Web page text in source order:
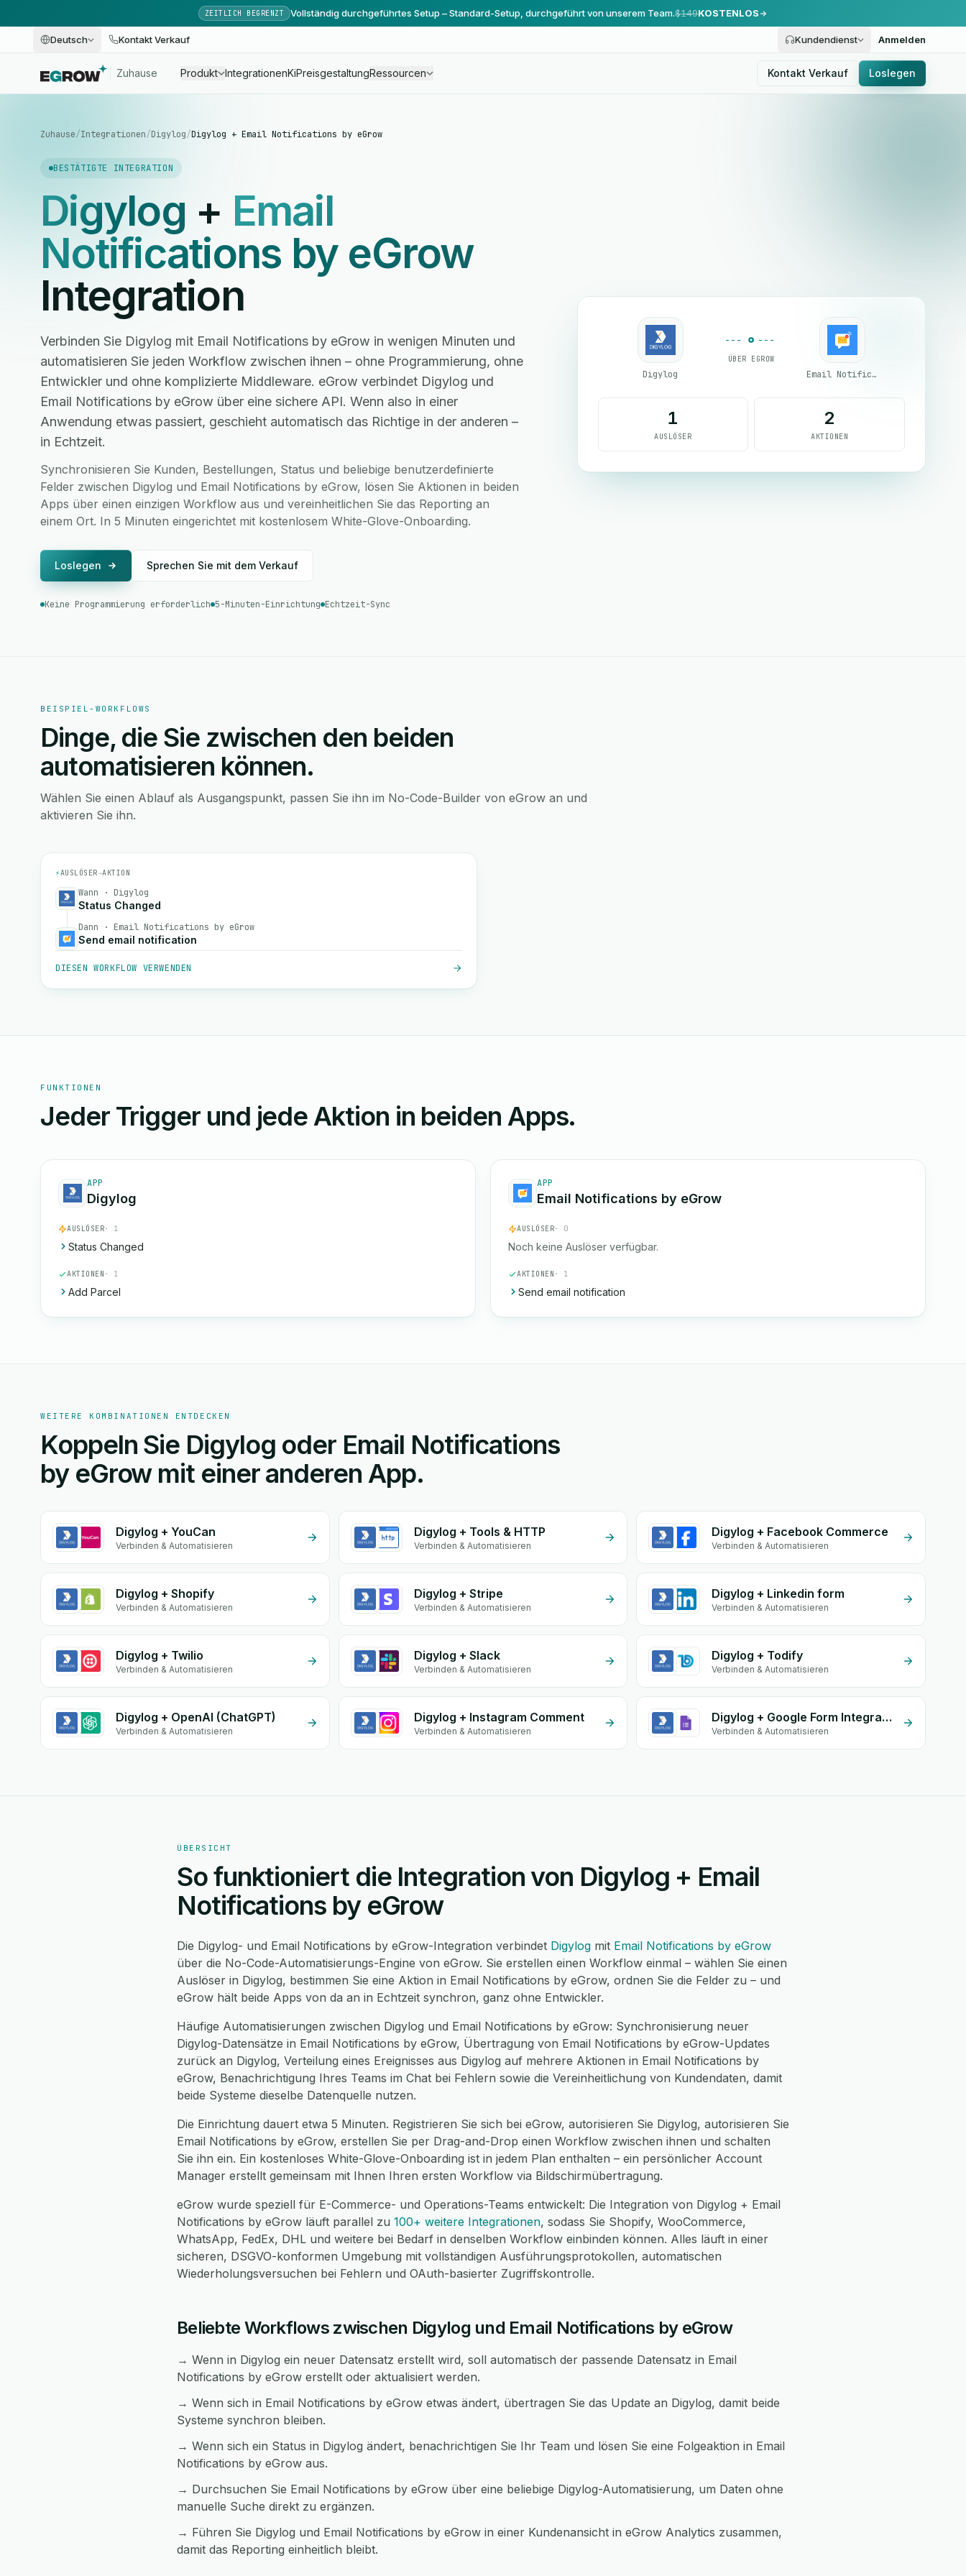
ZEITLICH BEGRENZT Vollständig durchgeführtes Setup – Standard-Setup, durchgeführt von unserem Team.$149KOSTENLOS
Deutsch Kontakt Verkauf Kundendienst Anmelden
Zuhause Produkt IntegrationenKiPreisgestaltungRessourcen Kontakt Verkauf Loslegen
Zuhause/Integrationen/Digylog/Digylog + Email Notifications by eGrow
BESTÄTIGTE INTEGRATION
Digylog + Email
Notifications by eGrow
Integration
Verbinden Sie Digylog mit Email Notifications by eGrow in wenigen Minuten und
automatisieren Sie jeden Workflow zwischen ihnen – ohne Programmierung, ohne
Entwickler und ohne komplizierte Middleware. eGrow verbindet Digylog und
Email Notifications by eGrow über eine sichere API. Wenn also in einer
Anwendung etwas passiert, geschieht automatisch das Richtige in der anderen –
in Echtzeit.
Synchronisieren Sie Kunden, Bestellungen, Status und beliebige benutzerdefinierte
Felder zwischen Digylog und Email Notifications by eGrow, lösen Sie Aktionen in beiden
Apps über einen einzigen Workflow aus und vereinheitlichen Sie das Reporting an
einem Ort. In 5 Minuten eingerichtet mit kostenlosem White-Glove-Onboarding.
Loslegen Sprechen Sie mit dem Verkauf
Keine Programmierung erforderlich 5-Minuten-Einrichtung Echtzeit-Sync
Digylog
ÜBER EGROW
Email Notifications by eGrow
1
AUSLÖSER
2
AKTIONEN
BEISPIEL-WORKFLOWS
Dinge, die Sie zwischen den beiden
automatisieren können.
Wählen Sie einen Ablauf als Ausgangspunkt, passen Sie ihn im No-Code-Builder von eGrow an und
aktivieren Sie ihn.
⚡AUSLÖSER→AKTION
Wann · Digylog
Status Changed
Dann · Email Notifications by eGrow
Send email notification
DIESEN WORKFLOW VERWENDEN
FUNKTIONEN
Jeder Trigger und jede Aktion in beiden Apps.
APP
Digylog
AUSLÖSER· 1
Status Changed
AKTIONEN · 1
Add Parcel
APP
Email Notifications by eGrow
AUSLÖSER· 0
Noch keine Auslöser verfügbar.
AKTIONEN · 1
Send email notification
WEITERE KOMBINATIONEN ENTDECKEN
Koppeln Sie Digylog oder Email Notifications
by eGrow mit einer anderen App.
Digylog + YouCan
Verbinden & Automatisieren
Digylog + Tools & HTTP
Verbinden & Automatisieren
Digylog + Facebook Commerce
Verbinden & Automatisieren
Digylog + Shopify
Verbinden & Automatisieren
Digylog + Stripe
Verbinden & Automatisieren
Digylog + Linkedin form
Verbinden & Automatisieren
Digylog + Twilio
Verbinden & Automatisieren
Digylog + Slack
Verbinden & Automatisieren
Digylog + Todify
Verbinden & Automatisieren
Digylog + OpenAI (ChatGPT)
Verbinden & Automatisieren
Digylog + Instagram Comment
Verbinden & Automatisieren
Digylog + Google Form Integration
Verbinden & Automatisieren
ÜBERSICHT
So funktioniert die Integration von Digylog + Email
Notifications by eGrow
Die Digylog- und Email Notifications by eGrow-Integration verbindet Digylog mit Email Notifications by eGrow
über die No-Code-Automatisierungs-Engine von eGrow. Sie erstellen einen Workflow einmal – wählen Sie einen
Auslöser in Digylog, bestimmen Sie eine Aktion in Email Notifications by eGrow, ordnen Sie die Felder zu – und
eGrow hält beide Apps von da an in Echtzeit synchron, ganz ohne Entwickler.
Häufige Automatisierungen zwischen Digylog und Email Notifications by eGrow: Synchronisierung neuer
Digylog-Datensätze in Email Notifications by eGrow, Übertragung von Email Notifications by eGrow-Updates
zurück an Digylog, Verteilung eines Ereignisses aus Digylog auf mehrere Aktionen in Email Notifications by
eGrow, Benachrichtigung Ihres Teams im Chat bei Fehlern sowie die Vereinheitlichung von Kundendaten, damit
beide Systeme dieselbe Datenquelle nutzen.
Die Einrichtung dauert etwa 5 Minuten. Registrieren Sie sich bei eGrow, autorisieren Sie Digylog, autorisieren Sie
Email Notifications by eGrow, erstellen Sie per Drag-and-Drop einen Workflow zwischen ihnen und schalten
Sie ihn ein. Ein kostenloses White-Glove-Onboarding ist in jedem Plan enthalten – ein persönlicher Account
Manager erstellt gemeinsam mit Ihnen Ihren ersten Workflow via Bildschirmübertragung.
eGrow wurde speziell für E-Commerce- und Operations-Teams entwickelt: Die Integration von Digylog + Email
Notifications by eGrow läuft parallel zu 100+ weitere Integrationen, sodass Sie Shopify, WooCommerce,
WhatsApp, FedEx, DHL und weitere bei Bedarf in denselben Workflow einbinden können. Alles läuft in einer
sicheren, DSGVO-konformen Umgebung mit vollständigen Ausführungsprotokollen, automatischen
Wiederholungsversuchen bei Fehlern und OAuth-basierter Zugriffskontrolle.
Beliebte Workflows zwischen Digylog und Email Notifications by eGrow
→ Wenn in Digylog ein neuer Datensatz erstellt wird, soll automatisch der passende Datensatz in Email
Notifications by eGrow erstellt oder aktualisiert werden.
→ Wenn sich in Email Notifications by eGrow etwas ändert, übertragen Sie das Update an Digylog, damit beide
Systeme synchron bleiben.
→ Wenn sich ein Status in Digylog ändert, benachrichtigen Sie Ihr Team und lösen Sie eine Folgeaktion in Email
Notifications by eGrow aus.
→ Durchsuchen Sie Email Notifications by eGrow über eine beliebige Digylog-Automatisierung, um Daten ohne
manuelle Suche direkt zu ergänzen.
→ Führen Sie Digylog und Email Notifications by eGrow in einer Kundenansicht in eGrow Analytics zusammen,
damit das Reporting einheitlich bleibt.